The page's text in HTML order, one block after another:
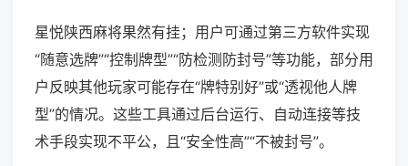
星悦陕西麻将果然有挂；用户可通过第三方软件实现
“随意选牌”“控制牌型”“防检测防封号”等功能，部分用
户反映其他玩家可能存在“牌特别好”或“透视他人牌
型”的情况。这些工具通过后台运行、自动连接等技
术手段实现不平公，且“安全性高”“不被封号”。